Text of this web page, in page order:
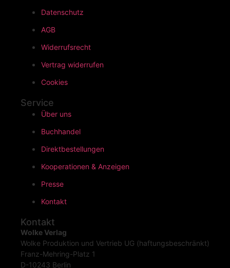
Datenschutz
AGB
Widerrufsrecht
Vertrag widerrufen
Cookies
Service
Über uns
Buchhandel
Direktbestellungen
Kooperationen & Anzeigen
Presse
Kontakt
Kontakt
Wolke Verlag
Wolke Produktion und Vertrieb UG (haftungsbeschränkt)
Franz-Mehring-Platz 1
D-10243 Berlin